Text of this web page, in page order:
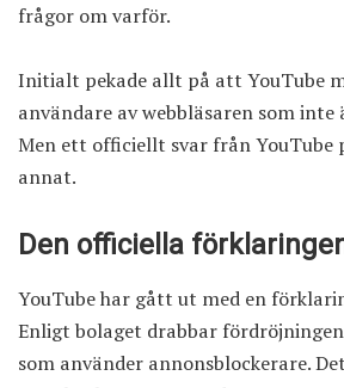
frågor om varför.
Initialt pekade allt på att YouTube
användare av webbläsaren som inte
Men ett officiellt svar från YouTube
annat.
Den officiella
YouTube har gått ut med en
Enligt bolaget drabbar
som använder annonsblockerare.